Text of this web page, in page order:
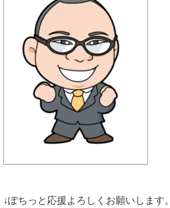
↓ぽちっと応援よろしくお願いします。